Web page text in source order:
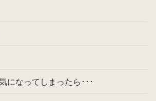
になってしまったら･･･